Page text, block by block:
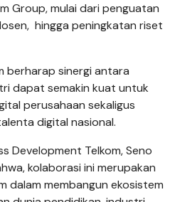
Group, mulai dari penguatan
hingga peningkatan riset
berharap sinergi antara
dapat semakin kuat untuk
perusahaan sekaligus
digital nasional.
Development Telkom, Seno
kolaborasi ini merupakan
dalam membangun ekosistem